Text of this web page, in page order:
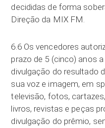
decididas de forma
Direção da MIX FM.
6.6 Os vencedores
prazo de 5 (cinco) anos
divulgação do resultado
sua voz e imagem, em
televisão, fotos,
livros, revistas e peças
divulgação do prêmio,